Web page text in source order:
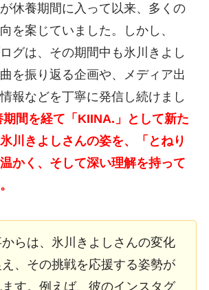
休養期間に入って以来、多くの
を案じていました。しかし、
グは、その期間中も氷川きよし
を振り返る企画や、メディア出
報などを丁寧に発信し続けまし
間を経て「KIINA.」として新た
川きよしさんの姿を、「とねり
かく、そして深い理解を持って
らは、氷川きよしさんの変化
、その挑戦を応援する姿勢が
す。例えば、彼のインスタグ